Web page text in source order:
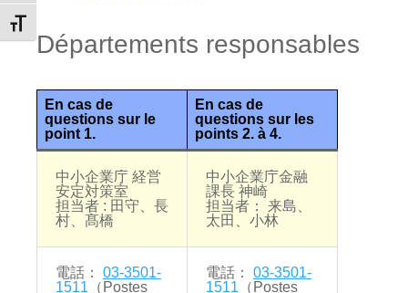
Changer la taille de la police
Départements responsables
En cas de
questions sur le
point 1.
En cas de
questions sur les
points 2. à 4.
中小企業庁 経営
安定対策室
担当者 : 田守、長
村、髙橋
中小企業庁金融
課長 神崎
担当者： 来島、
太田、小林
電話： 03-3501-
1511 （Postes
電話： 03-3501-
1511 （Postes